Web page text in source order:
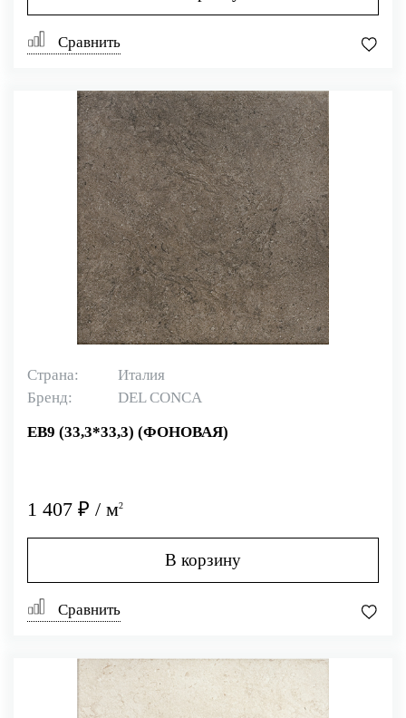
Сравнить
Страна:
Италия
Бренд:
DEL CONCA
EB9 (33,3*33,3) (ФОНОВАЯ)
1 407 ₽ / м2
В корзину
Сравнить